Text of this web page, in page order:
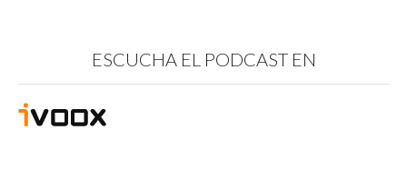
ESCUCHA EL PODCAST EN